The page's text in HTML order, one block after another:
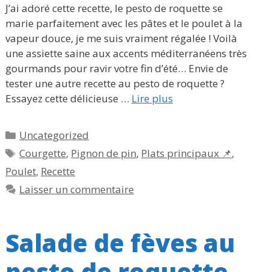
J’ai adoré cette recette, le pesto de roquette se
marie parfaitement avec les pâtes et le poulet à la
vapeur douce, je me suis vraiment régalée ! Voilà
une assiette saine aux accents méditerranéens très
gourmands pour ravir votre fin d’été… Envie de
tester une autre recette au pesto de roquette ?
Essayez cette délicieuse … Lire plus
Catégories
Uncategorized
Étiquettes
Courgette, Pignon de pin, Plats principaux 📌,
Poulet, Recette
Laisser un commentaire
Salade de fèves au